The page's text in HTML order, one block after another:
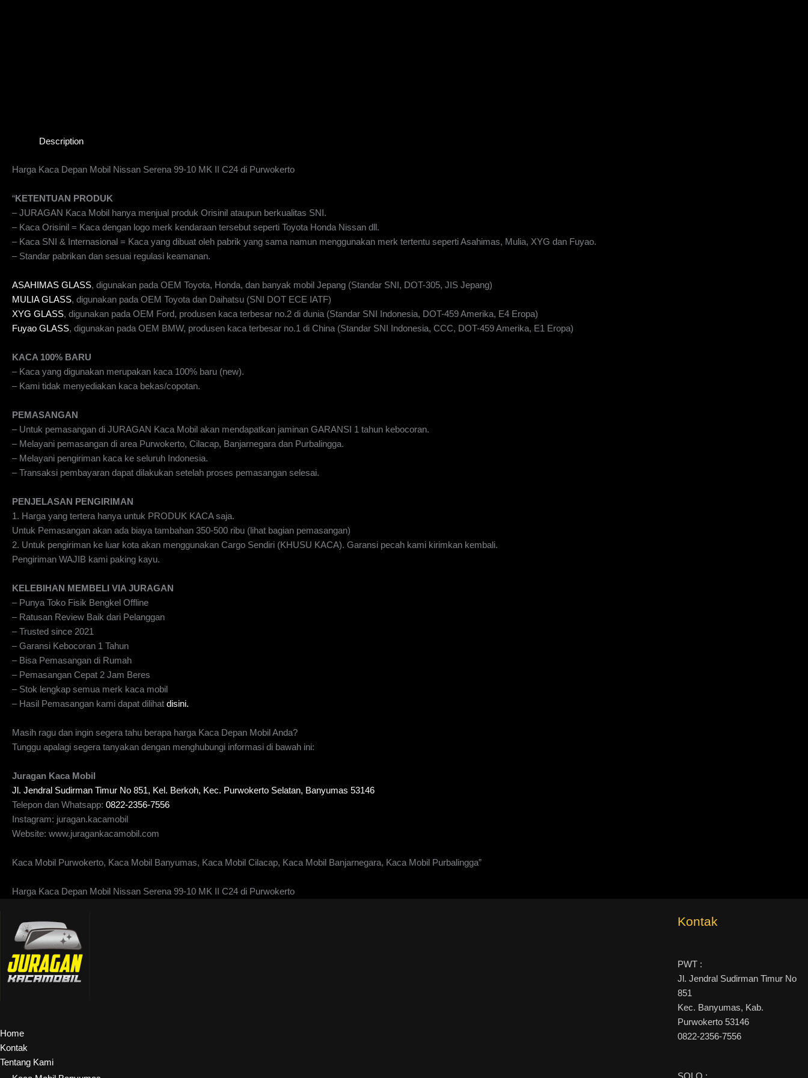
Description
Harga Kaca Depan Mobil Nissan Serena 99-10 MK II C24 di Purwokerto
“KETENTUAN PRODUK
– JURAGAN Kaca Mobil hanya menjual produk Orisinil ataupun berkualitas SNI.
– Kaca Orisinil = Kaca dengan logo merk kendaraan tersebut seperti Toyota Honda Nissan dll.
– Kaca SNI & Internasional = Kaca yang dibuat oleh pabrik yang sama namun menggunakan merk tertentu seperti Asahimas, Mulia, XYG dan Fuyao.
– Standar pabrikan dan sesuai regulasi keamanan.
ASAHIMAS GLASS, digunakan pada OEM Toyota, Honda, dan banyak mobil Jepang (Standar SNI, DOT-305, JIS Jepang)
MULIA GLASS, digunakan pada OEM Toyota dan Daihatsu (SNI DOT ECE IATF)
XYG GLASS, digunakan pada OEM Ford, produsen kaca terbesar no.2 di dunia (Standar SNI Indonesia, DOT-459 Amerika, E4 Eropa)
Fuyao GLASS, digunakan pada OEM BMW, produsen kaca terbesar no.1 di China (Standar SNI Indonesia, CCC, DOT-459 Amerika, E1 Eropa)
KACA 100% BARU
– Kaca yang digunakan merupakan kaca 100% baru (new).
– Kami tidak menyediakan kaca bekas/copotan.
PEMASANGAN
– Untuk pemasangan di JURAGAN Kaca Mobil akan mendapatkan jaminan GARANSI 1 tahun kebocoran.
– Melayani pemasangan di area Purwokerto, Cilacap, Banjarnegara dan Purbalingga.
– Melayani pengiriman kaca ke seluruh Indonesia.
– Transaksi pembayaran dapat dilakukan setelah proses pemasangan selesai.
PENJELASAN PENGIRIMAN
1. Harga yang tertera hanya untuk PRODUK KACA saja.
Untuk Pemasangan akan ada biaya tambahan 350-500 ribu (lihat bagian pemasangan)
2. Untuk pengiriman ke luar kota akan menggunakan Cargo Sendiri (KHUSU KACA). Garansi pecah kami kirimkan kembali.
Pengiriman WAJIB kami paking kayu.
KELEBIHAN MEMBELI VIA JURAGAN
– Punya Toko Fisik Bengkel Offline
– Ratusan Review Baik dari Pelanggan
– Trusted since 2021
– Garansi Kebocoran 1 Tahun
– Bisa Pemasangan di Rumah
– Pemasangan Cepat 2 Jam Beres
– Stok lengkap semua merk kaca mobil
– Hasil Pemasangan kami dapat dilihat disini.
Masih ragu dan ingin segera tahu berapa harga Kaca Depan Mobil Anda?
Tunggu apalagi segera tanyakan dengan menghubungi informasi di bawah ini:
Juragan Kaca Mobil
Jl. Jendral Sudirman Timur No 851, Kel. Berkoh, Kec. Purwokerto Selatan, Banyumas 53146
Telepon dan Whatsapp: 0822-2356-7556
Instagram: juragan.kacamobil
Website: www.juragankacamobil.com
Kaca Mobil Purwokerto, Kaca Mobil Banyumas, Kaca Mobil Cilacap, Kaca Mobil Banjarnegara, Kaca Mobil Purbalingga”
Harga Kaca Depan Mobil Nissan Serena 99-10 MK II C24 di Purwokerto
Home
Kontak
Tentang Kami
Kontak
PWT :
Jl. Jendral Sudirman Timur No
851
Kec. Banyumas, Kab.
Purwokerto 53146
0822-2356-7556
SOLO :